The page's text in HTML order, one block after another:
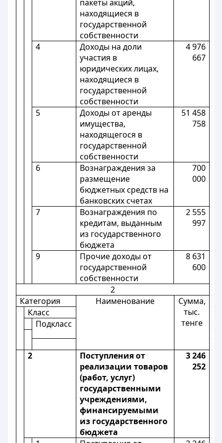
пакеты акций,
находящиеся в
государственной
собственности
4
Доходы на доли
участия в
юридических лицах,
находящиеся в
государственной
собственности
4 976
667
5
Доходы от аренды
имущества,
находящегося в
государственной
собственности
51 458
758
6
Вознаграждения за
размещение
бюджетных средств на
банковских счетах
700
000
7
Вознаграждения по
кредитам, выданным
из государственного
бюджета
2 555
997
9
Прочие доходы от
государственной
собственности
8 631
600
2
Категория
Наименование
Сумма,
тыс.
тенге
Класс
Подкласс
2
Поступления от
реализации товаров
(работ, услуг)
государственными
учреждениями,
финансируемыми
из государственного
бюджета
3 246
252